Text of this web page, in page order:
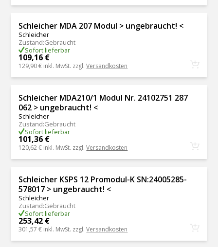
Schleicher MDA 207 Modul > ungebraucht! <
Schleicher
Zustand:Gebraucht
Sofort lieferbar
109,16 €
129,90 € inkl. MwSt. zzgl.Versandkosten
Schleicher MDA210/1 Modul Nr. 24102751 287
062 > ungebraucht! <
Schleicher
Zustand:Gebraucht
Sofort lieferbar
101,36 €
120,62 € inkl. MwSt. zzgl.Versandkosten
Schleicher KSPS 12 Promodul-K SN:24005285-
578017 > ungebraucht! <
Schleicher
Zustand:Gebraucht
Sofort lieferbar
253,42 €
301,57 € inkl. MwSt. zzgl.Versandkosten